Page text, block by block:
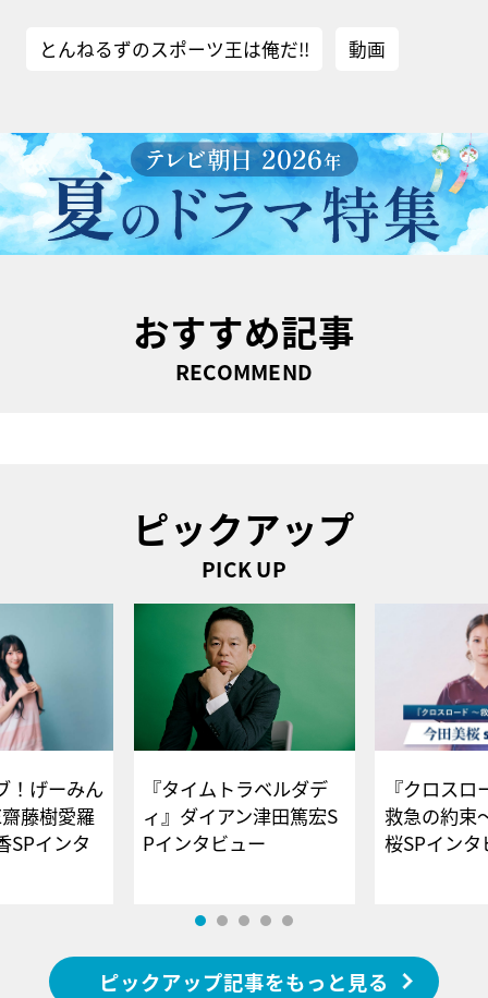
とんねるずのスポーツ王は俺だ!! 動画
おすすめ記事
RECOMMEND
ピックアップ
PICK UP
！げーみん
藤樹愛羅
SPインタ
『タイムトラベルダデ
ィ』ダイアン津田篤宏S
Pインタビュー
『クロス
救急の約束
桜SPイ
ピックアップ記事をもっと見る